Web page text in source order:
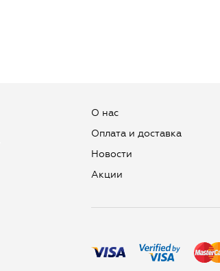
О нас
Оплата и доставка
Новости
Aкции